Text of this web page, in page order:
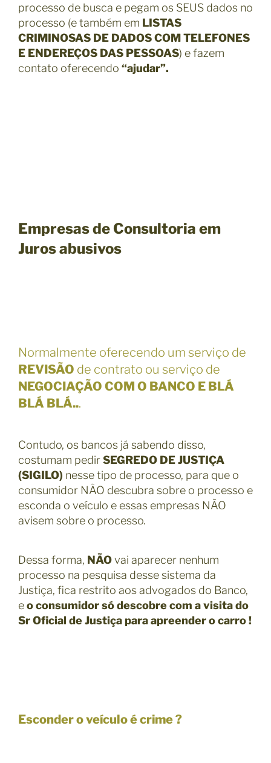
processo de busca e pegam os SEUS dados no
processo (e também em LISTAS
CRIMINOSAS DE DADOS COM TELEFONES
E ENDEREÇOS DAS PESSOAS) e fazem
contato oferecendo “ajudar”.
Empresas de Consultoria em
Juros abusivos
Normalmente oferecendo um serviço de
REVISÃO de contrato ou serviço de
NEGOCIAÇÃO COM O BANCO E BLÁ
BLÁ BLÁ...
Contudo, os bancos já sabendo disso,
costumam pedirSEGREDO DE JUSTIÇA
(SIGILO) nesse tipo de processo, para que o
consumidor NÃO descubra sobre o processo e
esconda o veículo e essas empresas NÃO
avisem sobre o processo.
Dessa forma, NÃOvai aparecer nenhum
processo na pesquisa desse sistema da
Justiça, fica restrito aos advogados do Banco,
eo consumidor só descobre com avisita do
Sr Oficial de Justiça para apreender o carro !
Esconder o veículo é crime ?